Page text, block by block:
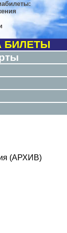
БИЛЕТЫ
(АРХИВ)